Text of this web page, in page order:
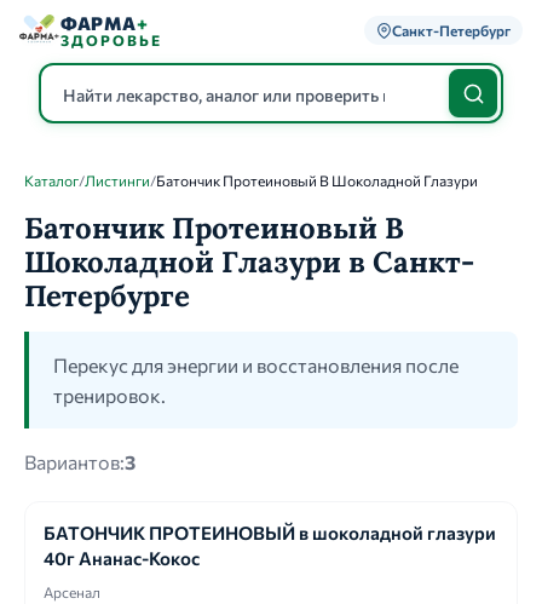
ФАРМА+
ЗДОРОВЬЕ
Санкт-Петербург
Каталог
Каталог/Листинги/Батончик Протеиновый В Шоколадной Глазури
Батончик Протеиновый В
Шоколадной Глазури в Санкт-
Петербурге
Перекус для энергии и восстановления после
тренировок.
Вариантов:3
БАТОНЧИК ПРОТЕИНОВЫЙ в шоколадной глазури
40г Ананас-Кокос
Арсенал